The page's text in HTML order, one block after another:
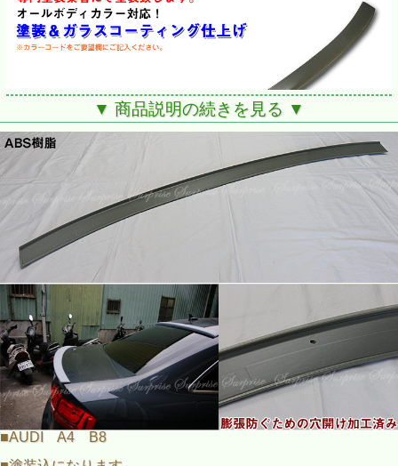
■AUDI A4 B8
■塗装込になります。
※裏両面テープ付き
■膨張防ぐための穴あけ加工済み
※日本の専門塗装業者にて塗装いたします。
※オールボディーカラー対応！
ツーコートのカラーの場合は上部のカラーで塗装いたしま
す。
別の希望がある場合は注文時に問合せ下さい。
※納期：通常4日間(土日を除く)
ご希望のカラー番号を通信欄にご記入下さい。
▼ 商品説明の続きを見る ▼
■AUDI A4 B8